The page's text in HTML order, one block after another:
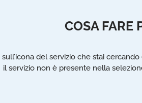
COSA FARE
sull’icona del servizio che stai
il servizio non è presente nella